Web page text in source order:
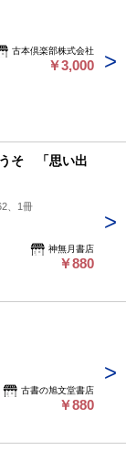
古本倶楽部株式会社
￥3,000
そ 「思い出
、1冊
神無月書店
￥880
古書の旭文堂書店
￥880